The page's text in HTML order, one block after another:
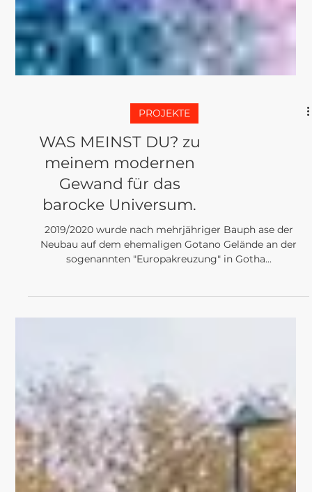
PROJEKTE
WAS MEINST DU? zu
meinem modernen
Gewand für das
barocke Universum.